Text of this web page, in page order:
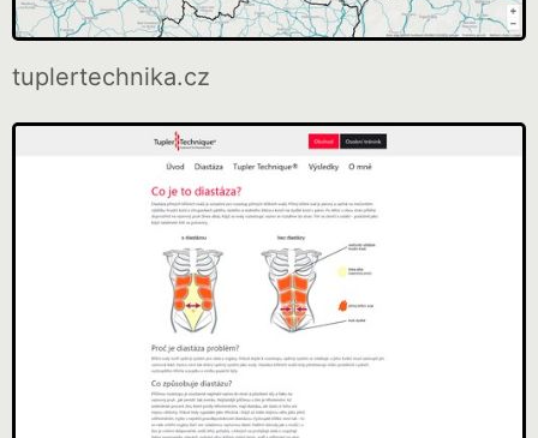
tuplertechnika.cz